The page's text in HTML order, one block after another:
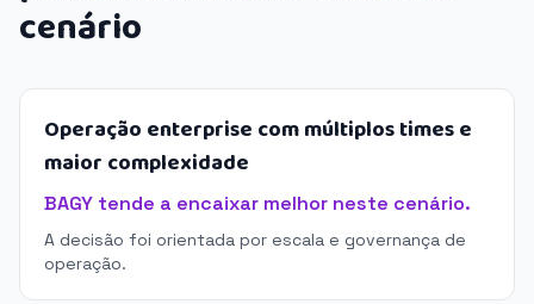
cenário
Operação enterprise com múltiplos times e
maior complexidade
BAGY tende a encaixar melhor neste cenário.
A decisão foi orientada por escala e governança de
operação.